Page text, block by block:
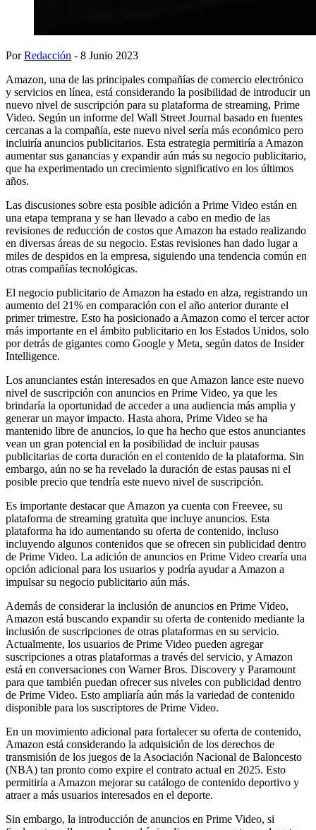
PorRedacción - 8 Junio 2023
Amazon, una de las principales compañías de comercio electrónico
y servicios en línea, está considerando la posibilidad de introducir un
nuevo nivel de suscripción para su plataforma de streaming, Prime
Video. Según un informe del Wall Street Journal basado en fuentes
cercanas a la compañía, este nuevo nivel sería más económico pero
incluiría anuncios publicitarios. Esta estrategia permitiría a Amazon
aumentar sus ganancias y expandir aún más su negocio publicitario,
que ha experimentado un crecimiento significativo en los últimos
años.
Las discusiones sobre esta posible adición a Prime Video están en
una etapa temprana y se han llevado a cabo en medio de las
revisiones de reducción de costos que Amazon ha estado realizando
en diversas áreas de su negocio. Estas revisiones han dado lugar a
miles de despidos en la empresa, siguiendo una tendencia común en
otras compañías tecnológicas.
El negocio publicitario de Amazon ha estado en alza, registrando un
aumento del 21% en comparación con el año anterior durante el
primer trimestre. Esto ha posicionado a Amazon como el tercer actor
más importante en el ámbito publicitario en los Estados Unidos, solo
por detrás de gigantes como Google y Meta, según datos de Insider
Intelligence.
Los anunciantes están interesados en que Amazon lance este nuevo
nivel de suscripción con anuncios en Prime Video, ya que les
brindaría la oportunidad de acceder a una audiencia más amplia y
generar un mayor impacto. Hasta ahora, Prime Video se ha
mantenido libre de anuncios, lo que ha hecho que estos anunciantes
vean un gran potencial en la posibilidad de incluir pausas
publicitarias de corta duración en el contenido de la plataforma. Sin
embargo, aún no se ha revelado la duración de estas pausas ni el
posible precio que tendría este nuevo nivel de suscripción.
Es importante destacar que Amazon ya cuenta con Freevee, su
plataforma de streaming gratuita que incluye anuncios. Esta
plataforma ha ido aumentando su oferta de contenido, incluso
incluyendo algunos contenidos que se ofrecen sin publicidad dentro
de Prime Video. La adición de anuncios en Prime Video crearía una
opción adicional para los usuarios y podría ayudar a Amazon a
impulsar su negocio publicitario aún más.
Además de considerar la inclusión de anuncios en Prime Video,
Amazon está buscando expandir su oferta de contenido mediante la
inclusión de suscripciones de otras plataformas en su servicio.
Actualmente, los usuarios de Prime Video pueden agregar
suscripciones a otras plataformas a través del servicio, y Amazon
está en conversaciones con Warner Bros. Discovery y Paramount
para que también puedan ofrecer sus niveles con publicidad dentro
de Prime Video. Esto ampliaría aún más la variedad de contenido
disponible para los suscriptores de Prime Video.
En un movimiento adicional para fortalecer su oferta de contenido,
Amazon está considerando la adquisición de los derechos de
transmisión de los juegos de la Asociación Nacional de Baloncesto
(NBA) tan pronto como expire el contrato actual en 2025. Esto
permitiría a Amazon mejorar su catálogo de contenido deportivo y
atraer a más usuarios interesados en el deporte.
Sin embargo, la introducción de anuncios en Prime Video, si